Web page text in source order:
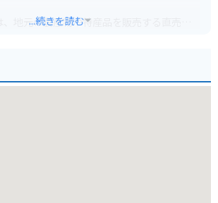
、地元の農産物や特産品を販売する直売所
、道の駅の駐車場にバイク専用の駐輪スペ
...続きを読む